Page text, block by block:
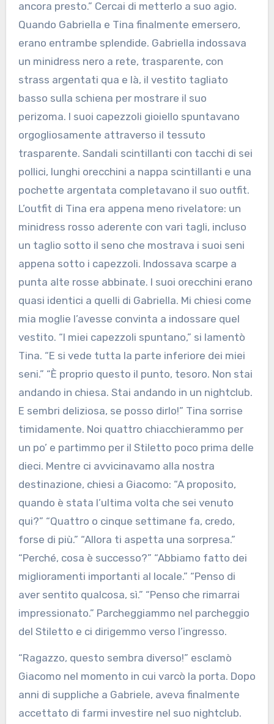
ancora presto.” Cercai di metterlo a suo agio.
Quando Gabriella e Tina finalmente emersero,
erano entrambe splendide. Gabriella indossava
un minidress nero a rete, trasparente, con
strass argentati qua e là, il vestito tagliato
basso sulla schiena per mostrare il suo
perizoma. I suoi capezzoli gioiello spuntavano
orgogliosamente attraverso il tessuto
trasparente. Sandali scintillanti con tacchi di sei
pollici, lunghi orecchini a nappa scintillanti e una
pochette argentata completavano il suo outfit.
L’outfit di Tina era appena meno rivelatore: un
minidress rosso aderente con vari tagli, incluso
un taglio sotto il seno che mostrava i suoi seni
appena sotto i capezzoli. Indossava scarpe a
punta alte rosse abbinate. I suoi orecchini erano
quasi identici a quelli di Gabriella. Mi chiesi come
mia moglie l’avesse convinta a indossare quel
vestito. “I miei capezzoli spuntano,” si lamentò
Tina. “E si vede tutta la parte inferiore dei miei
seni.” “È proprio questo il punto, tesoro. Non stai
andando in chiesa. Stai andando in un nightclub.
E sembri deliziosa, se posso dirlo!” Tina sorrise
timidamente. Noi quattro chiacchierammo per
un po’ e partimmo per il Stiletto poco prima delle
dieci. Mentre ci avvicinavamo alla nostra
destinazione, chiesi a Giacomo: “A proposito,
quando è stata l’ultima volta che sei venuto
qui?” “Quattro o cinque settimane fa, credo,
forse di più.” “Allora ti aspetta una sorpresa.”
“Perché, cosa è successo?” “Abbiamo fatto dei
miglioramenti importanti al locale.” “Penso di
aver sentito qualcosa, sì.” “Penso che rimarrai
impressionato.” Parcheggiammo nel parcheggio
del Stiletto e ci dirigemmo verso l’ingresso.
“Ragazzo, questo sembra diverso!” esclamò
Giacomo nel momento in cui varcò la porta. Dopo
anni di suppliche a Gabriele, aveva finalmente
accettato di farmi investire nel suo nightclub.